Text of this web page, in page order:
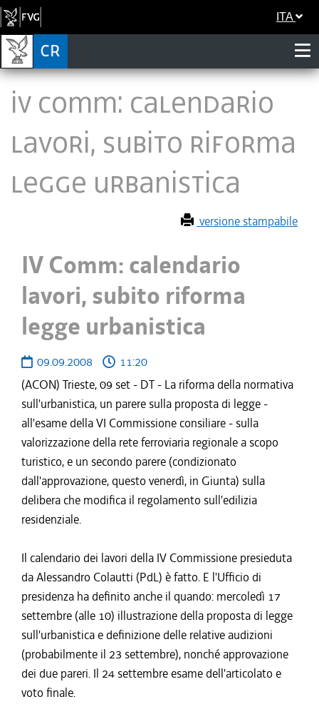
ITA
IV Comm: calendario
lavori, subito riforma
legge urbanistica
versione stampabile
IV Comm: calendario
lavori, subito riforma
legge urbanistica
09.09.2008
11:20
(ACON) Trieste, 09 set - DT - La riforma della normativa
sull'urbanistica, un parere sulla proposta di legge -
all'esame della VI Commissione consiliare - sulla
valorizzazione della rete ferroviaria regionale a scopo
turistico, e un secondo parere (condizionato
dall'approvazione, questo venerdì, in Giunta) sulla
delibera che modifica il regolamento sull'edilizia
residenziale.
Il calendario dei lavori della IV Commissione presieduta
da Alessandro Colautti (PdL) è fatto. E l'Ufficio di
presidenza ha definito anche il quando: mercoledì 17
settembre (alle 10) illustrazione della proposta di legge
sull'urbanistica e definizione delle relative audizioni
(probabilmente il 23 settembre), nonché approvazione
dei due pareri. Il 24 settembre esame dell'articolato e
voto finale.